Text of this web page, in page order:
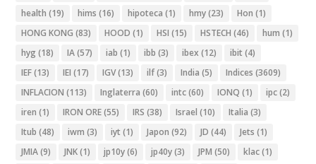
health (19) hims (16) hipoteca (1) hmy(23) Hon (1)
HONG KONG (83) HOOD (1) HSI (15) HSTECH (46) hum (1)
hyg (18) IA(57) iab (1) ibb (3) ibex (12) ibit (4)
IEF(13) IEI (17) IGV(13) ilf(3) India (5) Indices (3609)
INFLACION (113) Inglaterra (60) intc(60) IONQ (1) ipc(2)
iren (1) IRON ORE(55) IRS (38) Israel (10) Italia (3)
Itub (48) iwm (3) iyt (1) Japon (92) JD (44) Jets (1)
JMIA(9) JNK(1) jp10y(6) jp40y(3) JPM (50) klac(1)